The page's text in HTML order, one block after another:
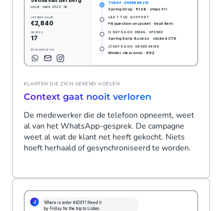
KLANTEN DIE ZICH GEKEND VOELEN
Context gaat nooit verloren
De medewerker die de telefoon opneemt, weet
al van het WhatsApp-gesprek. De campagne
weet al wat de klant net heeft gekocht. Niets
hoeft herhaald of gesynchroniseerd te worden.